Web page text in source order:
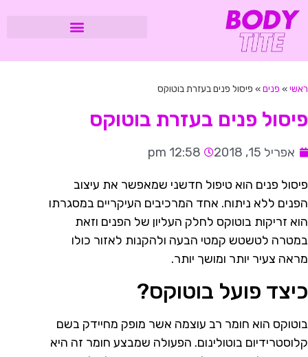
ראשי» פנים» פיסול פנים בעזרת בוטוקס
פיסול פנים בעזרת בוטוקס
אפריל 15, 2018 12:58 pm
פיסול פנים הוא טיפול חדשני שמאפשר את עיצוב
הפנים ללא ניתוח. אחד המרכיבים העיקריים במסגרתו
הוא זריקות בוטוקס לחלק העליון של הפנים וזאת
במטרה לטשטש קמטי הבעה ולהקנות לאזור כולו
מראה צעיר יותר ומושך יותר.
כיצד פועל בוטוקס?
בוטוקס הוא חומר רב עוצמה אשר מופק מחיידק בשם
קלוסטרידיום בוטולינום. הפעולה שמבצע חומר זה היא